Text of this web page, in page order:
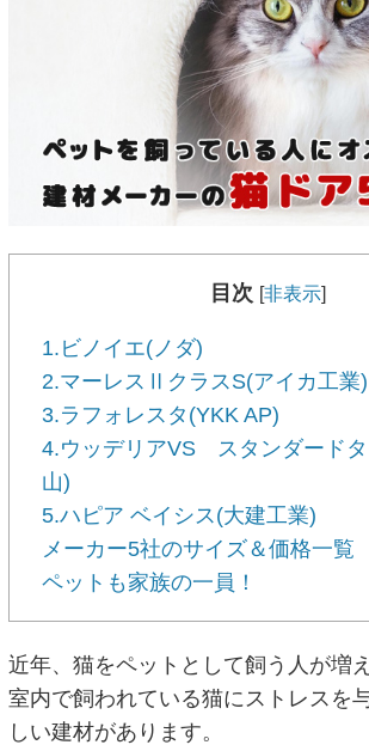
目次 [非表示]
1.ビノイエ(ノダ)
2.マーレスⅡクラスS(アイカ工業)
3.ラフォレスタ(YKK AP)
4.ウッデリアVS スタンダード
山)
5.ハピア ベイシス(大建工業)
メーカー5社のサイズ＆価格一覧
ペットも家族の一員！
近年、猫をペットとして飼う人が増
室内で飼われている猫にストレスを
しい建材があります。